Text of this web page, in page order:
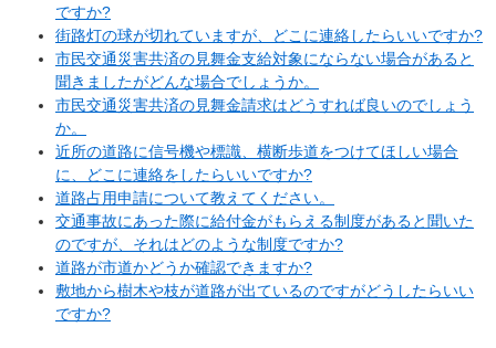
ですか?
街路灯の球が切れていますが、どこに連絡したらいいですか?
市民交通災害共済の見舞金支給対象にならない場合があると
聞きましたがどんな場合でしょうか。
市民交通災害共済の見舞金請求はどうすれば良いのでしょう
か。
近所の道路に信号機や標識、横断歩道をつけてほしい場合
に、どこに連絡をしたらいいですか?
道路占用申請について教えてください。
交通事故にあった際に給付金がもらえる制度があると聞いた
のですが、それはどのような制度ですか?
道路が市道かどうか確認できますか?
敷地から樹木や枝が道路が出ているのですがどうしたらいい
ですか?